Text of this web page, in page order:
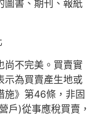
圖書、期刊、報紙
尚不完美。買賣實
示為買賣產生地或
施》第46條，非固
戶)從事應稅買賣，